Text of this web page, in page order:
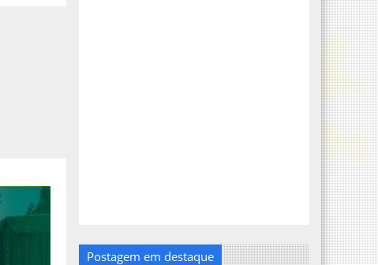
Postagem em destaque